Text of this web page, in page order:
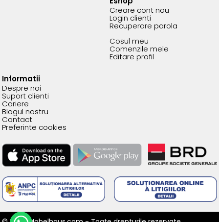
Creare cont nou
Login clienti
Recuperare parola
Cosul meu
Comenzile mele
Editare profil
Informatii
Despre noi
Suport clienti
Cariere
Blogul nostru
Contact
Preferinte cookies